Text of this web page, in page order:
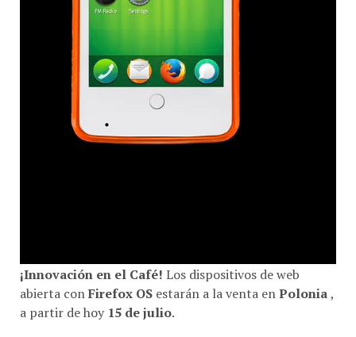
¡Innovación en el Café! Los dispositivos de web
abierta con Firefox OS estarán a la venta en Polonia ,
a partir de hoy 15 de julio.